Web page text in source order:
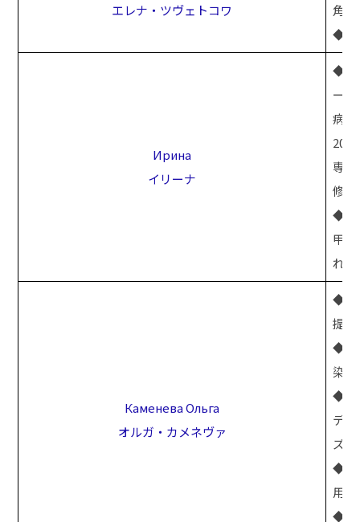
エレナ・ツヴェトコワ
角
◆あ
Ирина
イリーナ
ー
病学
専
修了
◆足
甲
れ、
Каменева Ольга
オルガ・カメネヴァ
◆爪
提供
◆「
染症
デ
ズ
◆ビ
用